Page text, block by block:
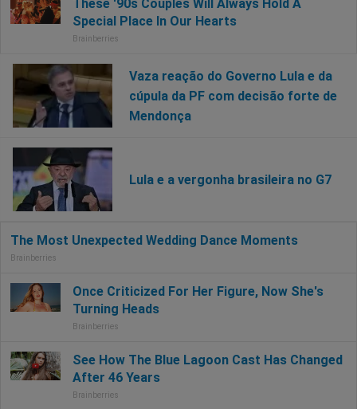
Vaza reação do Governo Lula e da
cúpula da PF com decisão forte de
Mendonça
Lula e a vergonha brasileira no G7